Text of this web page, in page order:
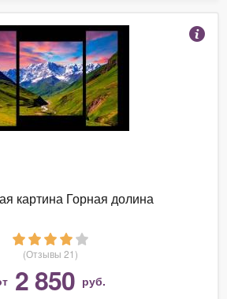
картина Горная долина
(Отзывы 21)
2 850 руб.